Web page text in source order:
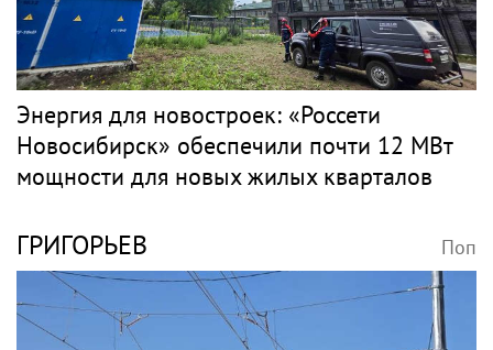
Энергия для новостроек: «Россети
Новосибирск» обеспечили почти 12 МВт
мощности для новых жилых кварталов
ГРИГОРЬЕВ Поп